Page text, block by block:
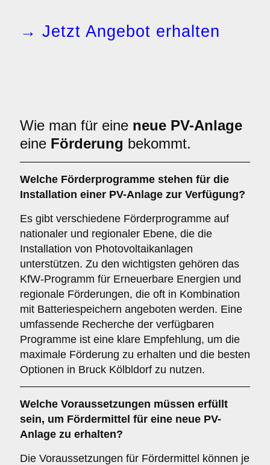
→ Jetzt Angebot erhalten
Wie man für eine neue PV-Anlage
eine Förderung bekommt.
Welche Förderprogramme stehen für die
Installation einer PV-Anlage zur Verfügung?
Es gibt verschiedene Förderprogramme auf
nationaler und regionaler Ebene, die die
Installation von Photovoltaikanlagen
unterstützen. Zu den wichtigsten gehören das
KfW-Programm für Erneuerbare Energien und
regionale Förderungen, die oft in Kombination
mit Batteriespeichern angeboten werden. Eine
umfassende Recherche der verfügbaren
Programme ist eine klare Empfehlung, um die
maximale Förderung zu erhalten und die besten
Optionen in Bruck Kölbldorf zu nutzen.
Welche Voraussetzungen müssen erfüllt
sein, um Fördermittel für eine neue PV-
Anlage zu erhalten?
Die Voraussetzungen für Fördermittel können je